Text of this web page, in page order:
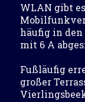
WLAN gibt
häufig in
mit 6 A
Fußläufig
großer